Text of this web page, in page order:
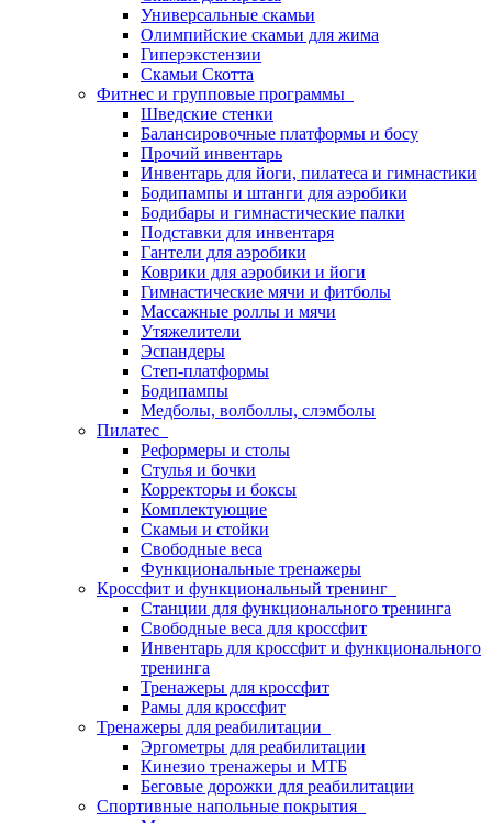
Универсальные скамьи
Олимпийские скамьи для жима
Гиперэкстензии
Скамьи Скотта
Фитнес и групповые программы
Шведские стенки
Балансировочные платформы и босу
Прочий инвентарь
Инвентарь для йоги, пилатеса и гимнастики
Бодипампы и штанги для аэробики
Бодибары и гимнастические палки
Подставки для инвентаря
Гантели для аэробики
Коврики для аэробики и йоги
Гимнастические мячи и фитболы
Массажные роллы и мячи
Утяжелители
Эспандеры
Степ-платформы
Бодипампы
Медболы, волболлы, слэмболы
Пилатес
Реформеры и столы
Стулья и бочки
Корректоры и боксы
Комплектующие
Скамьи и стойки
Свободные веса
Функциональные тренажеры
Кроссфит и функциональный тренинг
Станции для функционального тренинга
Свободные веса для кроссфит
Инвентарь для кроссфит и функционального
тренинга
Тренажеры для кроссфит
Рамы для кроссфит
Тренажеры для реабилитации
Эргометры для реабилитации
Кинезио тренажеры и МТБ
Беговые дорожки для реабилитации
Спортивные напольные покрытия